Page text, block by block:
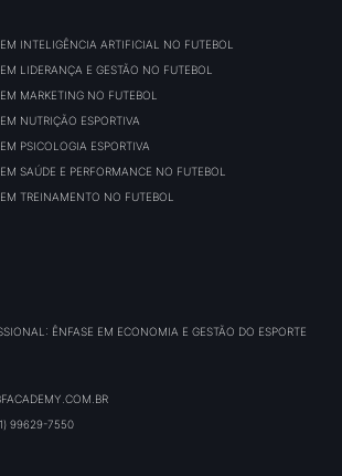
INTELIGÊNCIA ARTIFICIAL NO FUTEBOL
LIDERANÇA E GESTÃO NO FUTEBOL
MARKETING NO FUTEBOL
NUTRIÇÃO ESPORTIVA
PSICOLOGIA ESPORTIVA
SAÚDE E PERFORMANCE NO FUTEBOL
TREINAMENTO NO FUTEBOL
ÊNFASE EM ECONOMIA E GESTÃO DO ESPORTE
99629-7550